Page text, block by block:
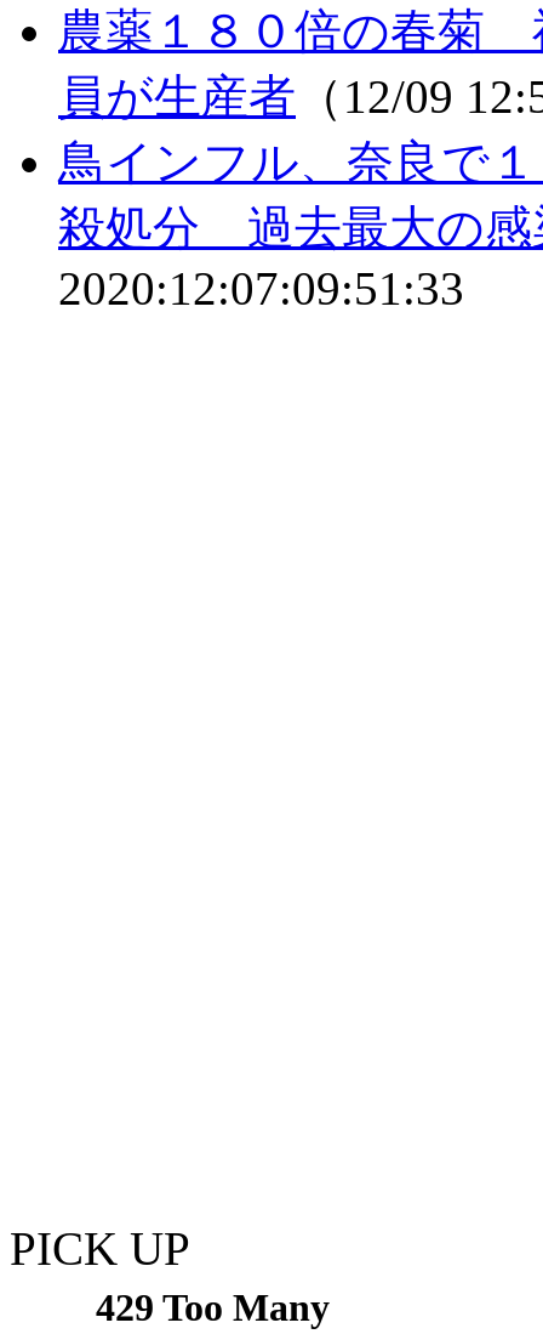
農薬１８０倍の春菊
員が生産者 （12/09
鳥インフル、奈良で
殺処分 過去最大の感
2020:12:07:09:51:33
PICK UP